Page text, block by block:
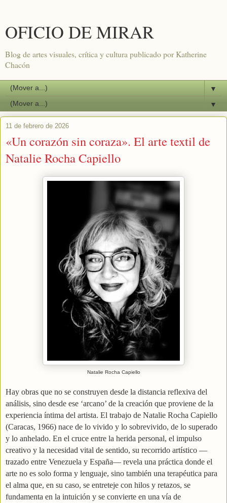
OFICIO DE MIRAR
Blog de artes visuales, crítica y cultura publicado por Katherine
Chacón
▼
▼
11 de febrero de 2026
«Un corazón sin coraza». El arte textil de
Natalie Rocha Capiello
Natalie Rocha Capiello
Hay obras que no se construyen desde la distancia reflexiva del
análisis, sino desde ese ‘arcano’ de la creación que proviene de la
experiencia íntima del artista. El trabajo de Natalie Rocha Capiello
(Caracas, 1966) nace de lo vivido y lo sobrevivido, de lo superado
y lo anhelado. En el cruce entre la herida personal, el impulso
creativo y la necesidad vital de sentido, su recorrido artístico —
trazado entre Venezuela y España— revela una práctica donde el
arte no es solo forma y lenguaje, sino también una terapéutica para
el alma que, en su caso, se entreteje con hilos y retazos, se
fundamenta en la intuición y se convierte en una vía de